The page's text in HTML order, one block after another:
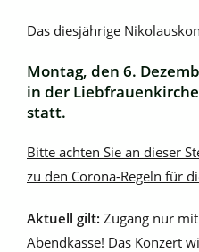
Das diesjährige
Montag, den 6.
in der Liebfrauenkirche
statt.
Bitte achten Sie an dieser
zu den Corona-Regeln für
Aktuell gilt: Zugang nur
Abendkasse! Das Konzert